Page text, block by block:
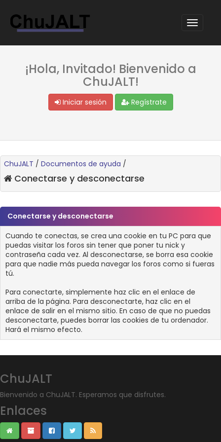
¡Hola, Invitado! Bienvenido a
ChuJALT!
Iniciar sesión Regístrate
ChuJALT / Documentos de ayuda /
Conectarse y desconectarse
Conectarse y desconectarse
Cuando te conectas, se crea una cookie en tu PC para que
puedas visitar los foros sin tener que poner tu nick y
contraseña cada vez. Al desconectarse, se borra esa cookie
para que nadie más pueda navegar los foros como si fueras
tú.
Para conectarte, simplemente haz clic en el enlace de
arriba de la página. Para desconectarte, haz clic en el
enlace de salir en el mismo sitio. En caso de que no puedas
desconectarte, puedes borrar las cookies de tu ordenador.
Hará el mismo efecto.
ChuJALT
Bienvenido a ChuJALT. Esperamos que disfrutes.
Enlaces